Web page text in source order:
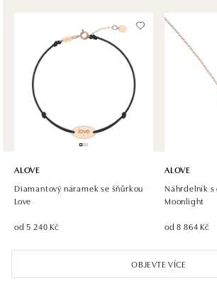
Halada OC Aupark, Bratislava
Einsteinova 18, 851 01 Bratislava
dnes otevřeno od 10:00
OBJEVTE VÍCE
ALOVE
Diamantový náramek se šňůrkou
Love
od 5 240 Kč
ALOVE
Náhrdelník
Moonlight
od 8 864 Kč